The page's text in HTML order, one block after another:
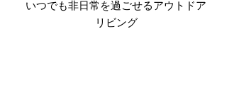
いつでも非日常を過ごせるアウトドア
リビング